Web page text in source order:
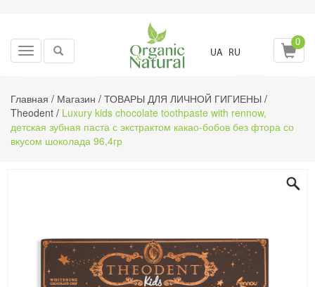
Toggle
UA RU
0
Главная / Магазин / ТОВАРЫ ДЛЯ ЛИЧНОЙ ГИГИЕНЫ /
Theodent / Luxury kids chocolate toothpaste with rennow,
детская зубная паста с экстрактом какао-бобов без фтора со
вкусом шоколада 96,4гр